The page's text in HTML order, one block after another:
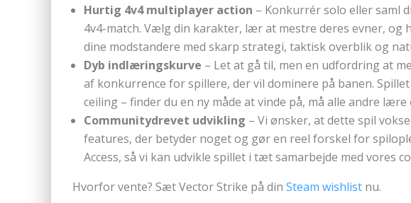
Hurtig 4v4 multiplayer action – Konkurrér solo eller saml
4v4-match. Vælg din karakter, lær at mestre deres evner, og
dine modstandere med skarp strategi, taktisk overblik og
Dyb indlæringskurve – Let at gå til, men en udfordring at
af konkurrence for spillere, der vil dominere på banen.
ceiling – finder du en ny måde at vinde på, må alle andre lære
Communitydrevet udvikling – Vi ønsker, at dette spil
features, der betyder noget og gør en reel forskel for
Access, så vi kan udvikle spillet i tæt samarbejde med vores
Hvorfor vente? Sæt Vector Strike på din Steam wishlist nu.